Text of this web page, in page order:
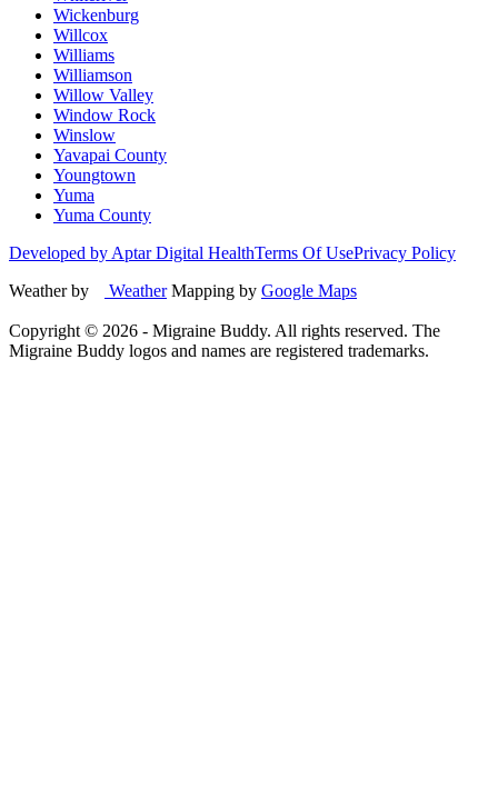
Wickenburg
Willcox
Williams
Williamson
Willow Valley
Window Rock
Winslow
Yavapai County
Youngtown
Yuma
Yuma County
Developed by Aptar Digital HealthTerms Of UsePrivacy Policy
Weather by
WeatherMapping by Google Maps
Copyright © 2026 - Migraine Buddy. All rights reserved. The
Migraine Buddy logos and names are registered trademarks.